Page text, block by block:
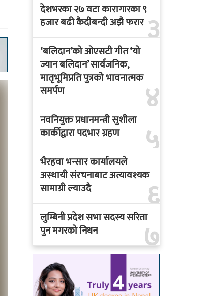
३
देशभरका २७ वटा कारागारका ९
हजार बढी कैदीबन्दी अझै फरार
४
‘बलिदान’को ओएसटी गीत ‘यो
ज्यान बलिदान’ सार्वजनिक,
मातृभूमिप्रति पुत्रको भावनात्मक
समर्पण
५
नवनियुक्त प्रधानमन्त्री सुशीला
कार्कीद्वारा पदभार ग्रहण
६
भैरहवा भन्सार कार्यालयले
अस्थायी संरचनाबाट अत्यावश्यक
सामाग्री ल्याउदै
७
लुम्बिनी प्रदेश सभा सदस्य सरिता
पुन मगरको निधन